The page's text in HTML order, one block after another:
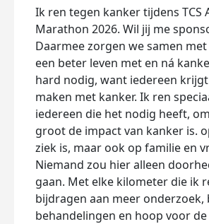
Ik ren tegen kanker tijdens TCS
Marathon 2026. Wil jij me
Daarmee zorgen we samen met
een beter leven met en ná
hard nodig, want iedereen
maken met kanker. Ik ren
iedereen die het nodig heeft,
groot de impact van kanker is.
ziek is, maar ook op familie en
Niemand zou hier alleen
gaan. Met elke kilometer die ik
bijdragen aan meer onderzoek,
behandelingen en hoop voor